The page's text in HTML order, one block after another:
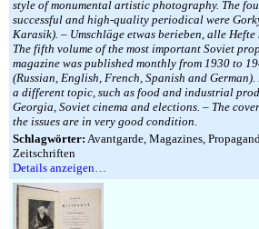
style of monumental artistic photography. The
successful and high-quality periodical were
Karasik). – Umschläge etwas berieben, alle
The fifth volume of the most important Soviet
magazine was published monthly from 1930 to
(Russian, English, French, Spanish and German).
a different topic, such as food and industrial
Georgia, Soviet cinema and elections. – The
the issues are in very good condition.
Schlagwörter: Avantgarde, Magazines,
Zeitschriften
Details anzeigen…